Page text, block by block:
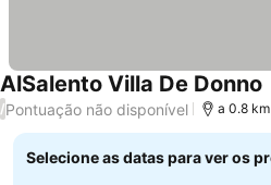
AlSalento Villa De Donno
/Pontuação não disponível a 0.8
Selecione as datas para ver os